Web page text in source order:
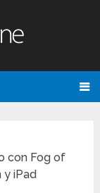
con Fog of
y iPad